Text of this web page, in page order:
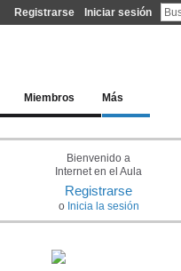
Registrarse Iniciar sesión
Miembros Más
Bienvenido a
Internet en el Aula
Registrarse
o Inicia la sesión